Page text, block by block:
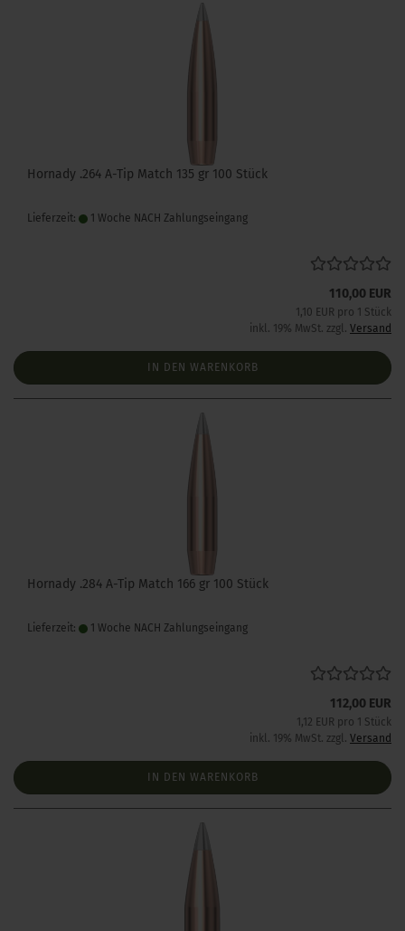
Hornady .264 A-Tip Match 135 gr 100 Stück
Lieferzeit: 1 Woche NACH Zahlungseingang
110,00 EUR
1,10 EUR pro 1 Stück
inkl. 19% MwSt. zzgl. Versand
IN DEN WARENKORB
Hornady .284 A-Tip Match 166 gr 100 Stück
Lieferzeit: 1 Woche NACH Zahlungseingang
112,00 EUR
1,12 EUR pro 1 Stück
inkl. 19% MwSt. zzgl. Versand
IN DEN WARENKORB